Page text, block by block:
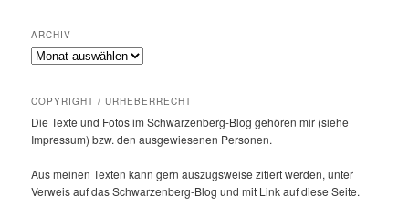
ARCHIV
Archiv
COPYRIGHT / URHEBERRECHT
Die Texte und Fotos im Schwarzenberg-Blog gehören mir (siehe
Impressum) bzw. den ausge­wie­senen Personen.
Aus meinen Texten kann gern auszugs­weise zitiert werden, unter
Verweis auf das Schwarzenberg-Blog und mit Link auf diese Seite.